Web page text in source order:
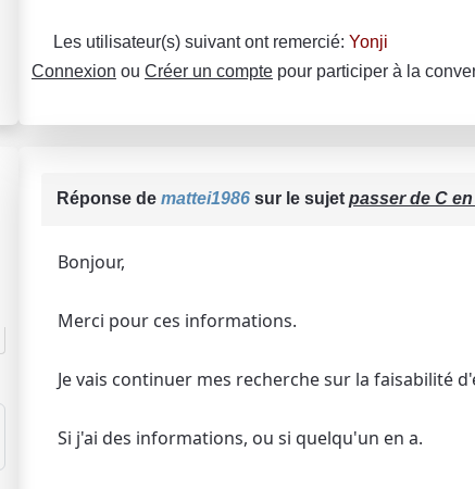
Les utilisateur(s) suivant ont remercié: Yonji
Connexion ou Créer un compte pour participer à la
Réponse de mattei1986 sur le sujet passer de C
Bonjour,
Merci pour ces informations.
Je vais continuer mes recherche sur la faisabilité
Si j'ai des informations, ou si quelqu'un en a.